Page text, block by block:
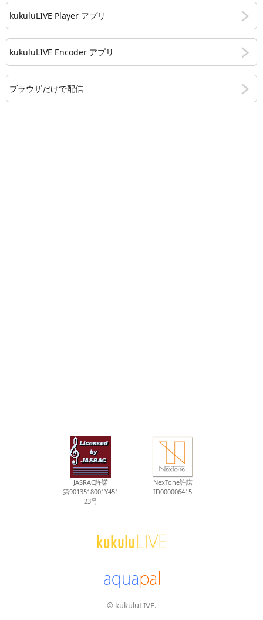
kukuluLIVE Player アプリ
kukuluLIVE Encoder アプリ
ブラウザだけで配信
JASRAC許諾
第9013518001Y451
23号
NexTone許諾
ID000006415
© kukuluLIVE.